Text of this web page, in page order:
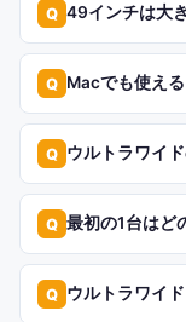
Q 49インチは大
Q Macでも使える
Q ウルトラワイ
Q 最初の1台はど
Q ウルトラワイ